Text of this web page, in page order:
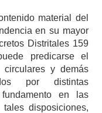
material del
en su mayor
Distritales 159
predicarse el
circulares y demás
por distintas
en las
disposiciones,